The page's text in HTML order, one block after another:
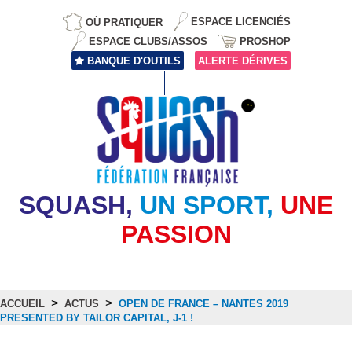
OÙ PRATIQUER
ESPACE LICENCIÉS
ESPACE CLUBS/ASSOS
PROSHOP
BANQUE D'OUTILS
ALERTE DÉRIVES
SQUASH, UN SPORT, UNE
PASSION
ACCUEIL > ACTUS > OPEN DE FRANCE – NANTES 2019
PRESENTED BY TAILOR CAPITAL, J-1 !